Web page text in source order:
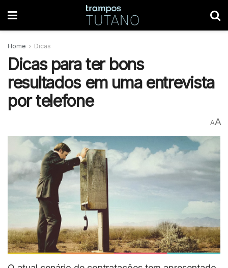
Home Dicas
Dicas para ter bons
resultados em uma entrevista
por telefone
AA